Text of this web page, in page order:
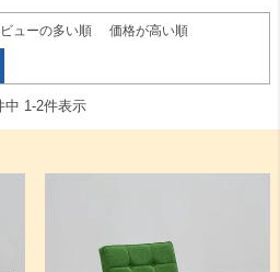
ューの多い順 価格が高い順
中 1-2件表示